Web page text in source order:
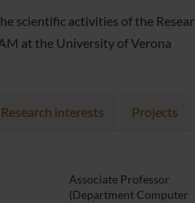
scientific activities of the
at the University of Verona
Research interests Projects
Associate Professor
(Department Computer